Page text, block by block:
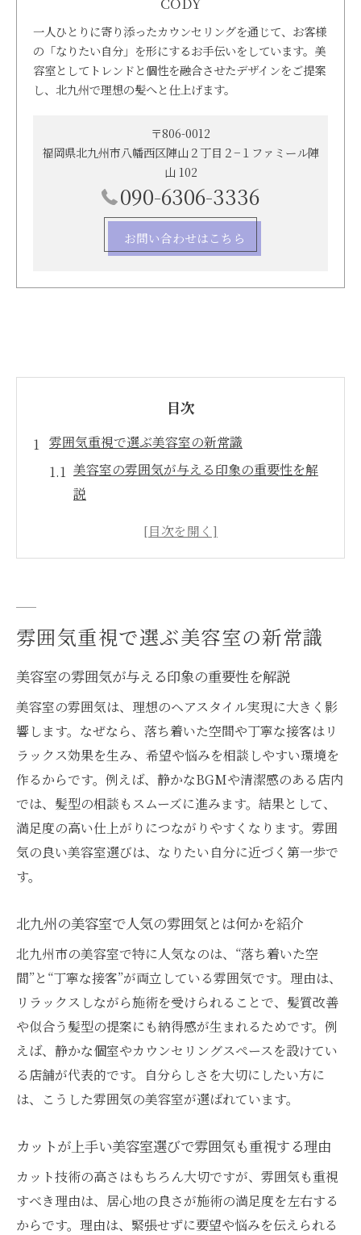
一人ひとりに寄り添ったカウンセリングを通じて、お客様
の「なりたい自分」を形にするお手伝いをしています。美
容室としてトレンドと個性を融合させたデザインをご提案
し、北九州で理想の髪へと仕上げます。
〒806-0012
福岡県北九州市八幡西区陣山２丁目２−１ファミール陣
山 102
090-6306-3336
お問い合わせはこちら
目次
雰囲気重視で選ぶ美容室の新常識
美容室の雰囲気が与える印象の重要性を解
説
北九州の美容室で人気の雰囲気とは何かを
落ち着ける美容室とそうでない美容室の違
いを知ろう
50代女性に支持される美容室の雰囲気作り
のポイント
美容室の雰囲気が満足度に直結する理由を
深掘り
理想の髪型を叶える北九州市の美容室体験
美容室で似合う髪型を叶える体験談を徹底
紹介
北九州の美容室でカットが上手い店舗の選
現するには
美容室の雰囲気が髪型提案に与える影響を
考察
人気の美容室で体験できる最新ヘアスタイ
ルの特徴
ランキング常連の美容室体験から得られる
ヒント
美容室の空間デザインがリラックスに与え
る効果
一人でやってる美容室の落ち着く雰囲気を
解説
雰囲気重視で選ぶ美容室の新常識
美容室の雰囲気が与える印象の重要性を解説
美容室の雰囲気は、理想のヘアスタイル実現に大きく影
響します。なぜなら、落ち着いた空間や丁寧な接客はリ
ラックス効果を生み、希望や悩みを相談しやすい環境を
作るからです。例えば、静かなBGMや清潔感のある店内
では、髪型の相談もスムーズに進みます。結果として、
満足度の高い仕上がりにつながりやすくなります。雰囲
気の良い美容室選びは、なりたい自分に近づく第一歩で
す。
北九州の美容室で人気の雰囲気とは何かを紹介
北九州市の美容室で特に人気なのは、“落ち着いた空
間”と“丁寧な接客”が両立している雰囲気です。理由は、
リラックスしながら施術を受けられることで、髪質改善
や似合う髪型の提案にも納得感が生まれるためです。例
えば、静かな個室やカウンセリングスペースを設けてい
る店舗が代表的です。自分らしさを大切にしたい方に
は、こうした雰囲気の美容室が選ばれています。
カットが上手い美容室選びで雰囲気も重視する理由
カット技術の高さはもちろん大切ですが、雰囲気も重視
すべき理由は、居心地の良さが施術の満足度を左右する
からです。理由は、緊張せずに要望や悩みを伝えられる